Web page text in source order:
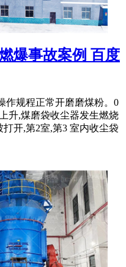
爆事故案例 百度
作规程正常开磨磨煤粉。0
升,煤磨袋收尘器发生燃烧
开,第2室,第3 室内收尘袋